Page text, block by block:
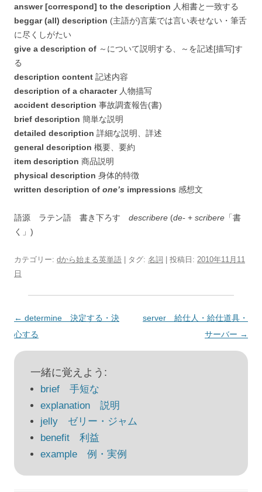
answer [correspond] to the description 人相書と一致する
beggar (all) description (主語が)言葉では言い表せない・筆舌
に尽くしがたい
give a description of ～について説明する、～を記述[描写]す
る
description content 記述内容
description of a character人物描写
accident description 事故調査報告(書)
brief description 簡単な説明
detailed description 詳細な説明、詳述
general description 概要、要約
item description 商品説明
physical description 身体的特徴
written description of one’s impressions 感想文
語源 ラテン語 書き下ろす describere (de- + scribere 「書
く」)
カテゴリー: dから始まる英単語 | タグ: 名詞 | 投稿日: 2010年11月11
日
投
稿
ナ
← determine 決定する・決
心する
server 給仕人・給仕道具・
サーバー →
一緒に覚えよう:
brief 手短な
explanation 説明
jelly ゼリー・ジャム
benefit 利益
example 例・実例